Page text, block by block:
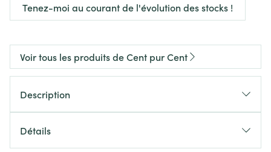
Tenez-moi au courant de l'évolution des stocks !
Voir tous les produits de Cent pur Cent
Description
Détails